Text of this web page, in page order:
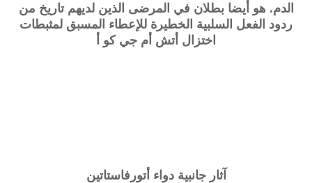
الدم. هو أيضا بطلان في المرضى الذين لديهم تاريخ من
ردود الفعل السلبية الخطيرة للإعطاء المسبق لمثبطات
اختزال أتش أم جي كو أ
آثار جانبية دواء أتورفاستاتين